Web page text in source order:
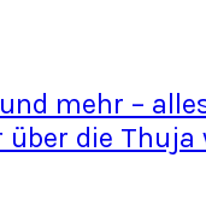
mehr –
über die Thuja